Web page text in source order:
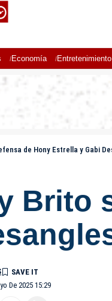
Economía Entretenimiento
de Hony Estrella y Gabi
Brito
De 2025 15:29